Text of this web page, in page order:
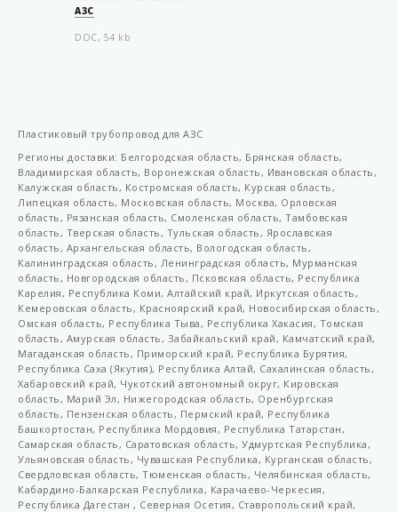
KP TM75/63SC2B
KP W6-63
KP W6-90
LDT 60
PS3
PS6
VGCHRS-00-050
VGCHRS-00-063
VGCHRS-00-090
VGCHRS-00-110
VGCHRS-001-050-100
VGCHRS-001-063-100
VGCHRS-001-090-006
VGCHRS-001-110-006
VGCHRS-001-110-090-006
АЗС
DOC, 54 kb
Пластиковый трубопровод для АЗС
Регионы доставки: Белгородская область, Брянская область,
Владимирская область, Воронежская область, Ивановская область,
Калужская область, Костромская область, Курская область,
Липецкая область, Московская область, Москва, Орловская
область, Рязанская область, Смоленская область, Тамбовская
область, Тверская область, Тульская область, Ярославская
область, Архангельская область, Вологодская область,
Калининградская область, Ленинградская область, Мурманская
область, Новгородская область, Псковская область, Республика
Карелия, Республика Коми, Алтайский край, Иркутская область,
Кемеровская область, Красноярский край, Новосибирская область,
Омская область, Республика Тыва, Республика Хакасия, Томская
область, Амурская область, Забайкальский край, Камчатский край,
Магаданская область, Приморский край, Республика Бурятия,
Республика Саха (Якутия), Республика Алтай, Сахалинская область,
Хабаровский край, Чукотский автономный округ, Кировская
область, Марий Эл, Нижегородская область, Оренбургская
область, Пензенская область, Пермский край, Республика
Башкортостан, Республика Мордовия, Республика Татарстан,
Самарская область, Саратовская область, Удмуртская Республика,
Ульяновская область, Чувашская Республика, Курганская область,
Свердловская область, Тюменская область, Челябинская область,
Кабардино-Балкарская Республика, Карачаево-Черкесия,
Республика Дагестан , Северная Осетия, Ставропольский край,